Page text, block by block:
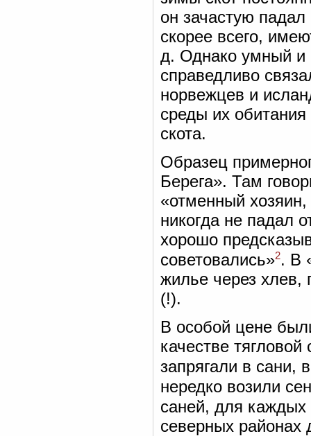
он зачастую
скорее всего,
д. Однако умный и
справедливо
норвежцев и
среды их
скота.
Образец
Берега». Там
«отменный
никогда не падал
хорошо
советовались»2. В
жилье через хлев,
(!).
В особой цене
качестве
запрягали в сани,
нередко возили
саней, для каждых
северных районах